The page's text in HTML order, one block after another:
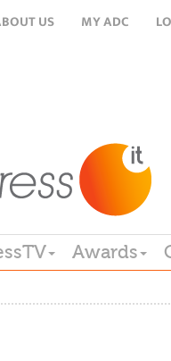
US MY ADC
Awards